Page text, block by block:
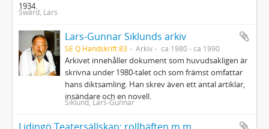
1934.
Swärd, Lars
Lars-Gunnar Siklunds arkiv
SE Q Handskrift 83 Arkiv ca 1980 - ca 1990
Arkivet innehåller dokument som huvudsakligen är
skrivna under 1980-talet och som främst omfattar
hans diktsamling. Han skrev även ett antal artiklar,
insändare och en novell.
Siklund, Lars-Gunnar